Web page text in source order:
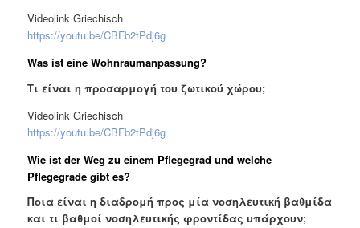
Videolink Griechisch
https://youtu.be/CBFb2tPdj6g
Was ist eine Wohnraumanpassung?
Τι είναι η προσαρμογή του ζωτικού χώρου;
Videolink Griechisch
https://youtu.be/CBFb2tPdj6g
Wie ist der Weg zu einem Pflegegrad und welche
Pflegegrade gibt es?
Ποια είναι η διαδρομή προς μία νοσηλευτική βαθμίδα
και τι βαθμοί νοσηλευτικής φροντίδας υπάρχουν;